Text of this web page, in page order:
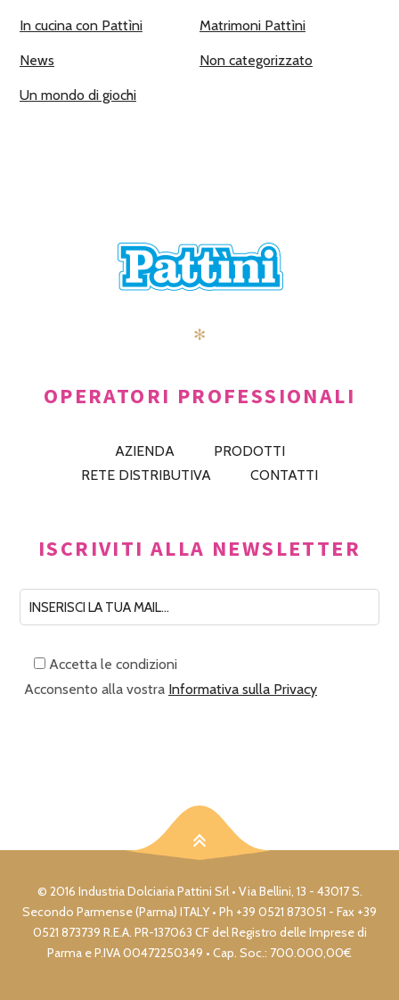
In cucina con Pattìni Matrimoni Pattìni
News Non categorizzato
Un mondo di giochi
✻
OPERATORI PROFESSIONALI
AZIENDA
PRODOTTI
RETE DISTRIBUTIVA
CONTATTI
ISCRIVITI ALLA NEWSLETTER
Accetta le condizioni
Acconsento alla vostra Informativa sulla Privacy
© 2016 Industria Dolciaria Pattini Srl • Via Bellini, 13 - 43017 S.
Secondo Parmense (Parma) ITALY • Ph +39 0521 873051 - Fax +39
0521 873739 R.E.A. PR-137063 CF del Registro delle Imprese di
Parma e P.IVA 00472250349 • Cap. Soc.: 700.000,00€